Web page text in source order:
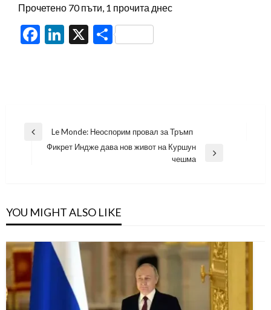
Прочетено 70 пъти, 1 прочита днес
Facebook
LinkedIn
X Share
Навигация
Previous
Le Monde: Неоспорим провал за Тръмп
Фикрет Индже дава нов живот на Куршун
чешма
YOU MIGHT ALSO LIKE